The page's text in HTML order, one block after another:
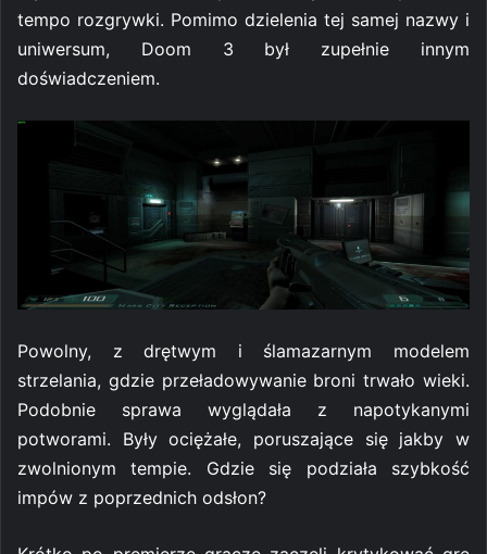
tempo rozgrywki. Pomimo dzielenia tej samej nazwy i
uniwersum, Doom 3 był zupełnie innym
doświadczeniem.
Powolny, z drętwym i ślamazarnym modelem
strzelania, gdzie przeładowywanie broni trwało wieki.
Podobnie sprawa wyglądała z napotykanymi
potworami. Były ociężałe, poruszające się jakby w
zwolnionym tempie. Gdzie się podziała szybkość
impów z poprzednich odsłon?